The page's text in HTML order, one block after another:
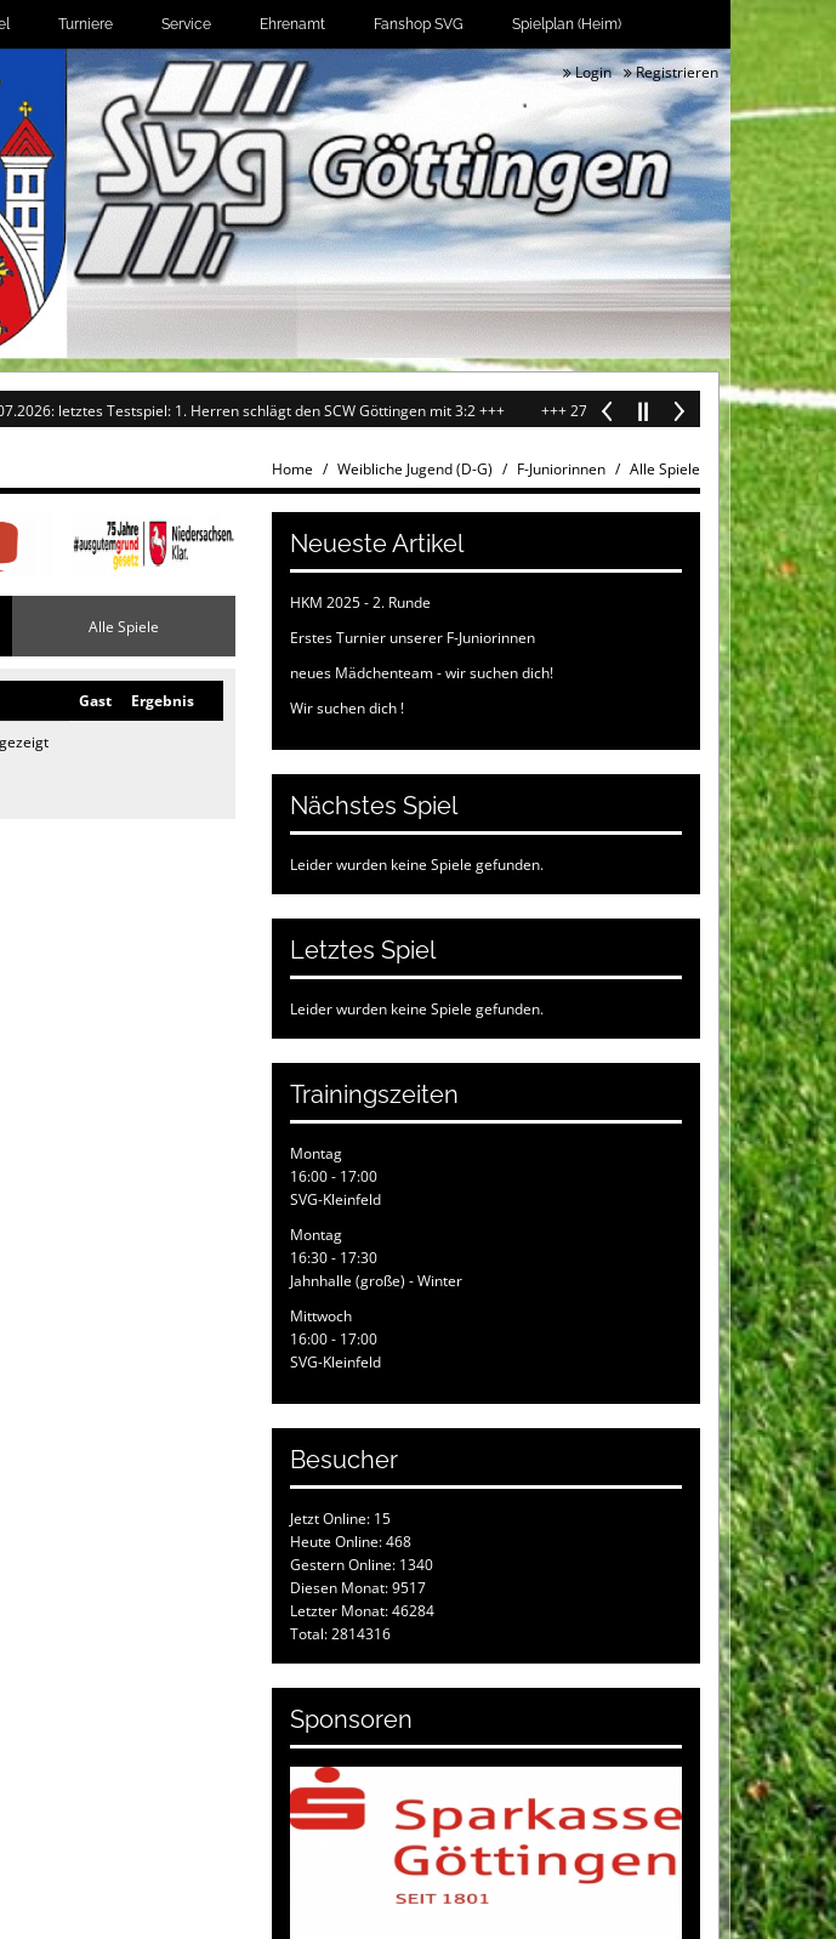
Turniere Service Ehrenamt Fanshop SVG Spielplan (Heim)
Login Registrieren
Testspiel: 1. Herren schlägt den SCW Göttingen mit 3:2 +++ +++ 27.07.2026: Oberliga-Frauen im Test
Home Weibliche Jugend (D-G) F-Juniorinnen Alle Spiele
Alle Spiele
Gast
Ergebnis
Neueste Artikel
HKM 2025 - 2. Runde
Erstes Turnier unserer F-Juniorinnen
neues Mädchenteam - wir suchen dich!
Wir suchen dich !
Nächstes Spiel
Leider wurden keine Spiele gefunden.
Letztes Spiel
Leider wurden keine Spiele gefunden.
Trainingszeiten
Montag
16:00 - 17:00
SVG-Kleinfeld
Montag
16:30 - 17:30
Jahnhalle (große) - Winter
Mittwoch
16:00 - 17:00
SVG-Kleinfeld
Besucher
Jetzt Online: 15
Heute Online: 468
Gestern Online: 1340
Diesen Monat: 9517
Letzter Monat: 46284
Total: 2814316
Sponsoren